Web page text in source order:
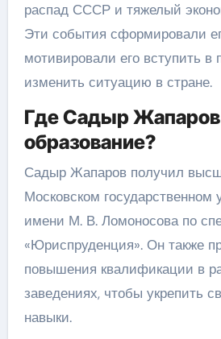
распад СССР и тяжелый
Эти события сформировали
мотивировали его вступить в
изменить ситуацию в стране.
Где Садыр Жапаров
образование?
Садыр Жапаров получил
Московском государственном
имени М. В. Ломоносова по
«Юриспруденция». Он также
повышения квалификации в
заведениях, чтобы укрепить
навыки.